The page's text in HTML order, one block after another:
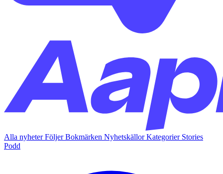
Alla nyheterFöljerBokmärken NyhetskällorKategorier Stories
Podd